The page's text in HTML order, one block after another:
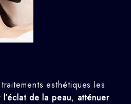
esthétiques les
l’éclat de la peau, atténuer